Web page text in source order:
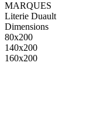
MARQUES
Literie Duault
Dimensions
80x200
140x200
160x200